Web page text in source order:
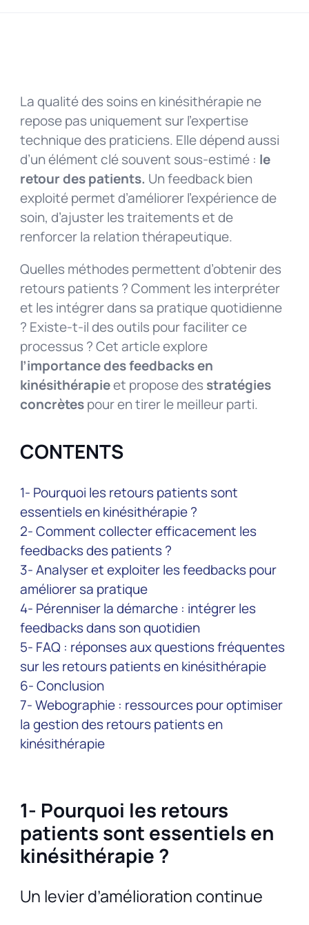
La qualité des soins en kinésithérapie ne
repose pas uniquement sur l’expertise
technique des praticiens. Elle dépend aussi
d’un élément clé souvent sous-estimé : le
retour des patients. Un feedback bien
exploité permet d’améliorer l’expérience de
soin, d’ajuster les traitements et de
renforcer la relation thérapeutique.
Quelles méthodes permettent d’obtenir des
retours patients ? Comment les interpréter
et les intégrer dans sa pratique quotidienne
? Existe-t-il des outils pour faciliter ce
processus ? Cet article explore
l’importance des feedbacks en
kinésithérapieet propose desstratégies
concrètespour en tirer le meilleur parti.
CONTENTS
1- Pourquoi les retours patients sont
essentiels en kinésithérapie ?
2- Comment collecter efficacement les
feedbacks des patients ?
3- Analyser et exploiter les feedbacks pour
améliorer sa pratique
4- Pérenniser la démarche : intégrer les
feedbacks dans son quotidien
5- FAQ : réponses aux questions fréquentes
sur les retours patients en kinésithérapie
6- Conclusion
7- Webographie : ressources pour optimiser
la gestion des retours patients en
kinésithérapie
1- Pourquoi les retours
patients sont essentiels en
kinésithérapie ?
Un levier d’amélioration continue